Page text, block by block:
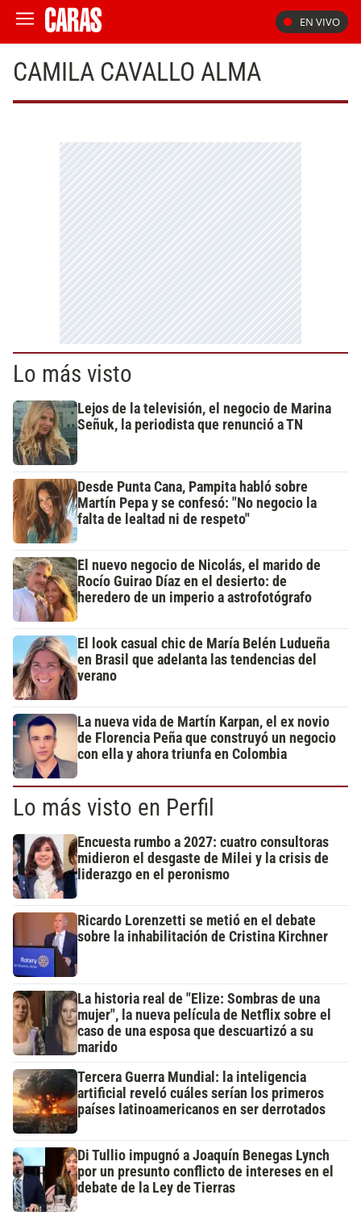
EN VIVO
CAMILA CAVALLO ALMA
Lo más visto
Lejos de la televisión, el negocio de Marina
Señuk, la periodista que renunció a TN
Desde Punta Cana, Pampita habló sobre
Martín Pepa y se confesó: "No negocio la
falta de lealtad ni de respeto"
El nuevo negocio de Nicolás, el marido de
Rocío Guirao Díaz en el desierto: de
heredero de un imperio a astrofotógrafo
El look casual chic de María Belén Ludueña
en Brasil que adelanta las tendencias del
verano
La nueva vida de Martín Karpan, el ex novio
de Florencia Peña que construyó un negocio
con ella y ahora triunfa en Colombia
Lo más visto en Perfil
Encuesta rumbo a 2027: cuatro consultoras
midieron el desgaste de Milei y la crisis de
liderazgo en el peronismo
Ricardo Lorenzetti se metió en el debate
sobre la inhabilitación de Cristina Kirchner
La historia real de "Elize: Sombras de una
mujer", la nueva película de Netflix sobre el
caso de una esposa que descuartizó a su
marido
Tercera Guerra Mundial: la inteligencia
artificial reveló cuáles serían los primeros
países latinoamericanos en ser derrotados
Di Tullio impugnó a Joaquín Benegas Lynch
por un presunto conflicto de intereses en el
debate de la Ley de Tierras